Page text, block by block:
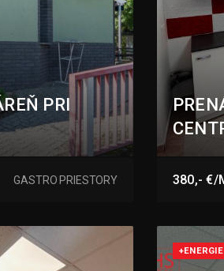
PRI
GASTRO PRIESTORY 380,- €/
+ENERGIE